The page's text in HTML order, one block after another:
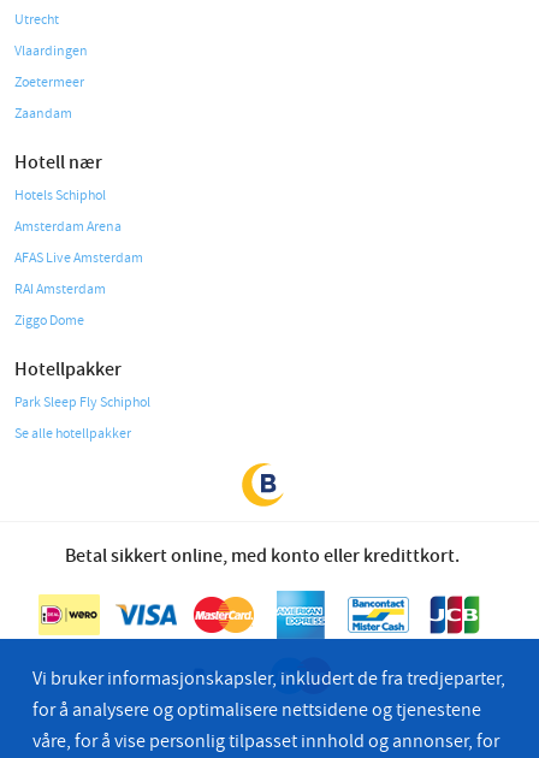
Utrecht
Vlaardingen
Zoetermeer
Zaandam
Hotell nær
Hotels Schiphol
Amsterdam Arena
AFAS Live Amsterdam
RAI Amsterdam
Ziggo Dome
Hotellpakker
Park Sleep Fly Schiphol
Se alle hotellpakker
Betal sikkert online, med konto eller kredittkort.
Vi bruker informasjonskapsler, inkludert de fra tredjeparter,
for å analysere og optimalisere nettsidene og tjenestene
våre, for å vise personlig tilpasset innhold og annonser, for